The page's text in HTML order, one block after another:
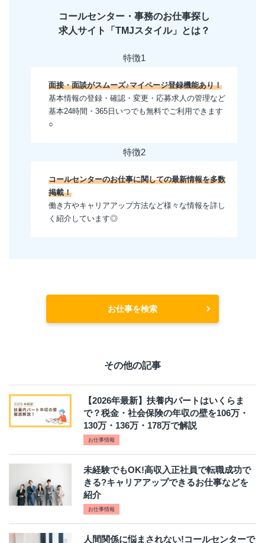
コールセンター・事務のお仕事探し
求人サイト「TMJスタイル」とは？
特徴1
面接・面談がスムーズ♪マイページ登録機能あり！
基本情報の登録・確認・変更・応募求人の管理など
基本24時間・365日いつでも無料でご利用できます
○
特徴2
コールセンターのお仕事に関しての最新情報を多数
掲載！
働き方やキャリアアップ方法など様々な情報を詳し
く紹介しています◎
お仕事を検索
その他の記事
【2026年最新】扶養内パートはいくらま
で？税金・社会保険の年収の壁を106万・
130万・136万・178万で解説
お仕事情報
未経験でもOK!高収入正社員で転職成功で
きる?キャリアアップできるお仕事などを
紹介
お仕事情報
人間関係に悩まされない!コールセンターで